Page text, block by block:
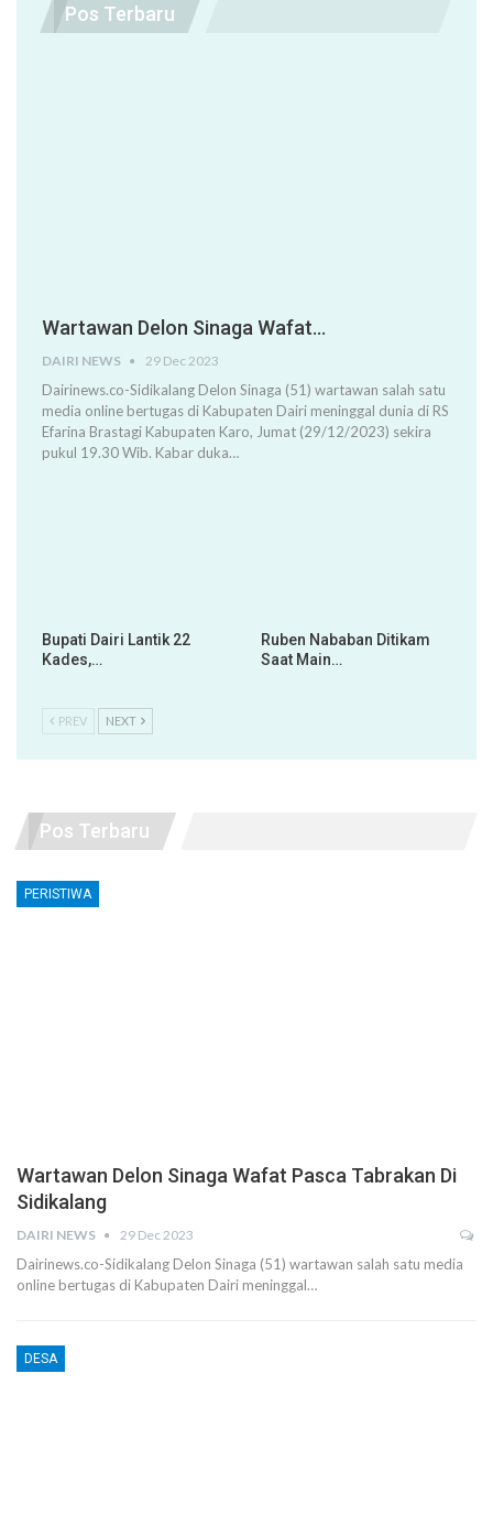
Pos Terbaru
Wartawan Delon Sinaga Wafat…
DAIRI NEWS 29 Dec 2023
Dairinews.co-Sidikalang Delon Sinaga (51) wartawan salah satu
media online bertugas di Kabupaten Dairi meninggal dunia di RS
Efarina Brastagi Kabupaten Karo, Jumat (29/12/2023) sekira
pukul 19.30 Wib. Kabar duka…
Bupati Dairi Lantik 22
Kades,…
Ruben Nababan Ditikam
Saat Main…
PREV NEXT
Pos Terbaru
PERISTIWA
Wartawan Delon Sinaga Wafat Pasca Tabrakan Di
Sidikalang
DAIRI NEWS 29 Dec 2023
Dairinews.co-Sidikalang Delon Sinaga (51) wartawan salah satu media
online bertugas di Kabupaten Dairi meninggal…
DESA